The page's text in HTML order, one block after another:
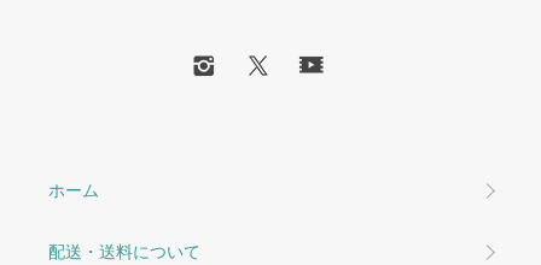
ホーム
配送・送料について